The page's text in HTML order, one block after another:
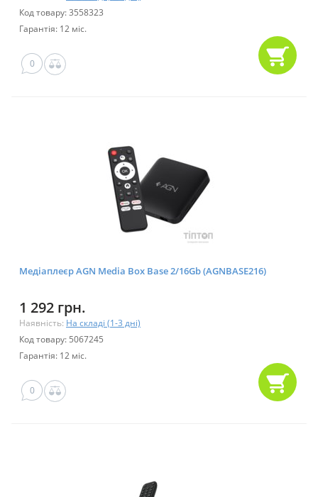
Код товару: 3558323
Гарантія: 12 міс.
0
Медіаплеєр AGN Media Box Base 2/16Gb (AGNBASE216)
1 292 грн.
Наявність: На складі (1-3 дні)
Код товару: 5067245
Гарантія: 12 міс.
0